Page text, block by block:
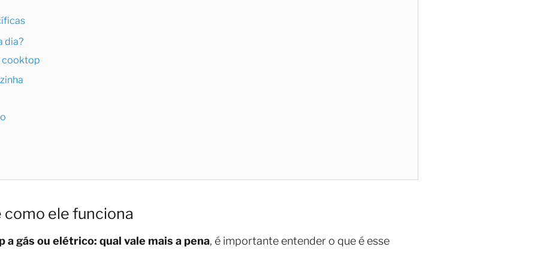
dia?
cooktop
como ele funciona
a gás ou elétrico: qual vale mais a pena, é importante entender o que é esse